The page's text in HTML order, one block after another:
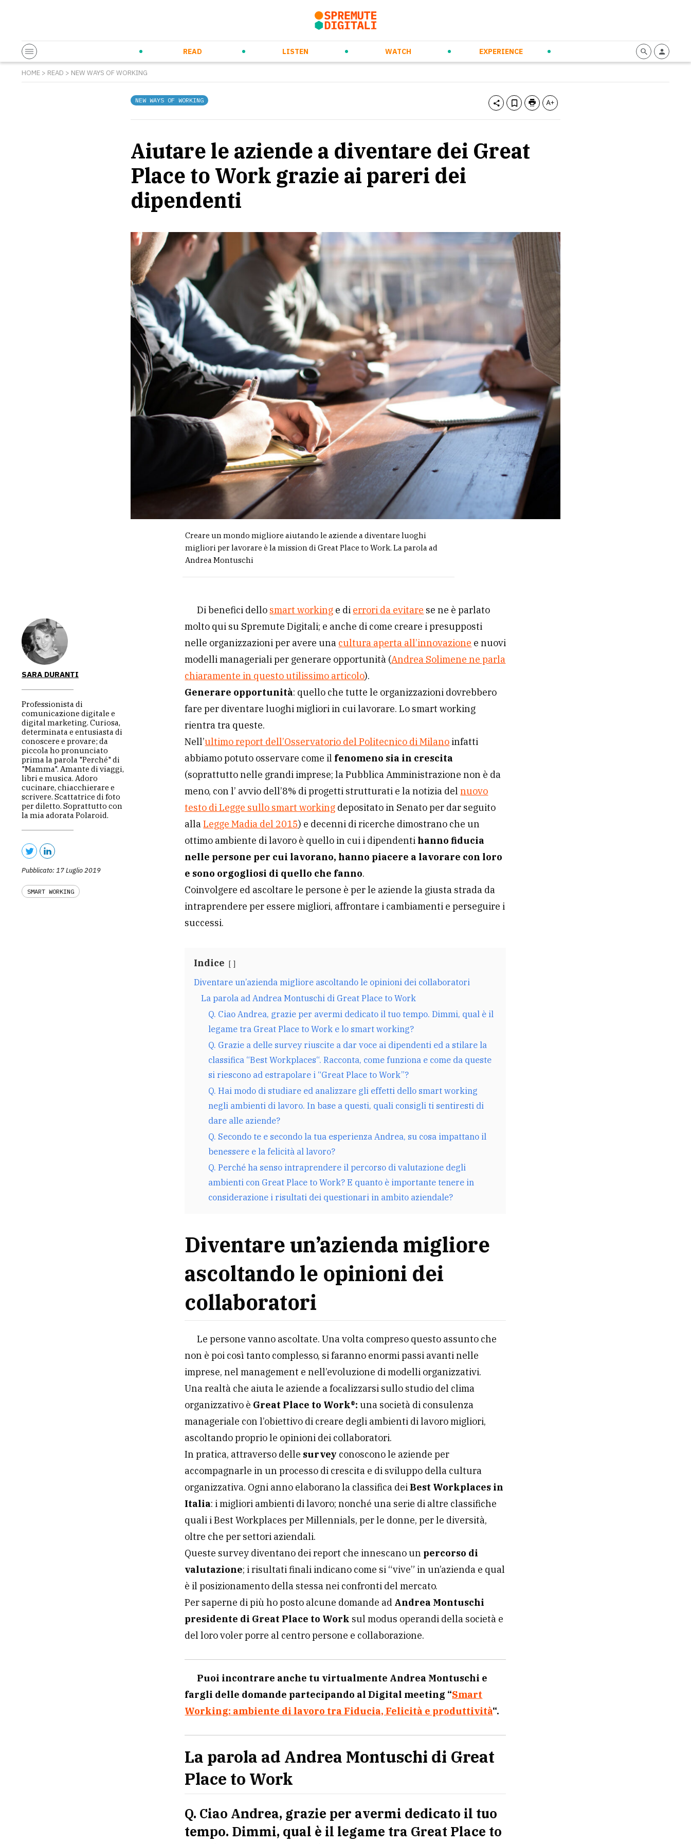
READ
Future Trends & Tech
LISTEN
Daily Orange Squeeze Audiospremute
WATCH
Videospremute
EXPERIENCE
Eventi passati
HOME > READ > NEW WAYS OF WORKING
NEW WAYS OF WORKING
Aiutare le aziende a diventare dei Great
Place to Work grazie ai pareri dei
dipendenti
Creare un mondo migliore aiutando le aziende a diventare luoghi
migliori per lavorare è la mission di Great Place to Work. La parola ad
Andrea Montuschi
SARA DURANTI
Professionista di
comunicazione digitale e
digital marketing. Curiosa,
determinata e entusiasta di
conoscere e provare; da
piccola ho pronunciato
prima la parola "Perché" di
"Mamma". Amante di viaggi,
libri e musica. Adoro
cucinare, chiacchierare e
scrivere. Scattatrice di foto
per diletto. Soprattutto con
la mia adorata Polaroid.
Pubblicato: 17 Luglio 2019
SMART WORKING
Di benefici dello smart working e di errori da evitare se ne è parlato
molto qui su Spremute Digitali; e anche di come creare i presupposti
nelle organizzazioni per avere una cultura aperta all’innovazione e nuovi
modelli manageriali per generare opportunità (Andrea Solimene ne parla
chiaramente in questo utilissimo articolo).
Generare opportunità: quello che tutte le organizzazioni dovrebbero
fare per diventare luoghi migliori in cui lavorare. Lo smart working
rientra tra queste.
Nell’ultimo report dell’Osservatorio del Politecnico di Milanoinfatti
abbiamo potuto osservare come il fenomeno sia in crescita
(soprattutto nelle grandi imprese; la Pubblica Amministrazione non è da
meno, con l’ avvio dell’8% di progetti strutturati e la notizia delnuovo
testo di Legge sullo smart working depositato in Senato per dar seguito
allaLegge Madia del 2015) e decenni di ricerche dimostrano che un
ottimo ambiente di lavoro è quello in cui i dipendenti hanno fiducia
nelle persone per cui lavorano, hanno piacere a lavorare con loro
e sono orgogliosi di quello che fanno.
Coinvolgere ed ascoltare le persone è per le aziende la giusta strada da
intraprendere per essere migliori, affrontare i cambiamenti e perseguire i
successi.
Indice
Diventare un’azienda migliore ascoltando le opinioni dei collaboratori
La parola ad Andrea Montuschi di Great Place to Work
Q. Ciao Andrea, grazie per avermi dedicato il tuo tempo. Dimmi, qual è il
legame tra Great Place to Work e lo smart working?
Q. Grazie a delle survey riuscite a dar voce ai dipendenti ed a stilare la
classifica “Best Workplaces“. Racconta, come funziona e come da queste
si riescono ad estrapolare i “Great Place to Work”?
Q. Hai modo di studiare ed analizzare gli effetti dello smart working
negli ambienti di lavoro. In base a questi, quali consigli ti sentiresti di
dare alle aziende?
Q. Secondo te e secondo la tua esperienza Andrea, su cosa impattano il
benessere e la felicità al lavoro?
Q. Perché ha senso intraprendere il percorso di valutazione degli
ambienti con Great Place to Work? E quanto è importante tenere in
considerazione i risultati dei questionari in ambito aziendale?
Diventare un’azienda migliore
ascoltando le opinioni dei
collaboratori
Le persone vanno ascoltate. Una volta compreso questo assunto che
non è poi così tanto complesso, si faranno enormi passi avanti nelle
imprese, nel management e nell’evoluzione di modelli organizzativi.
Una realtà che aiuta le aziende a focalizzarsi sullo studio del clima
organizzativo è Great Place to Work®: una società di consulenza
manageriale con l’obiettivo di creare degli ambienti di lavoro migliori,
ascoltando proprio le opinioni dei collaboratori.
In pratica, attraverso delle survey conoscono le aziende per
accompagnarle in un processo di crescita e di sviluppo della cultura
organizzativa. Ogni anno elaborano la classifica deiBest Workplaces in
Italia: i migliori ambienti di lavoro; nonché una serie di altre classifiche
quali i Best Workplaces per Millennials, per le donne, per le diversità,
oltre che per settori aziendali.
Queste survey diventano dei report che innescano un percorso di
valutazione; i risultati finali indicano come si “vive” in un’azienda e qual
è il posizionamento della stessa nei confronti del mercato.
Per saperne di più ho posto alcune domande ad Andrea Montuschi
presidente di Great Place to Work sul modus operandi della società e
del loro voler porre al centro persone e collaborazione.
Puoi incontrare anche tu virtualmente Andrea Montuschi e
fargli delle domande partecipando al Digital meeting “Smart
Working: ambiente di lavoro tra Fiducia, Felicità e produttività“.
La parola ad Andrea Montuschi di Great
Place to Work
Q. Ciao Andrea, grazie per avermi dedicato il tuo
tempo. Dimmi, qual è il legame tra Great Place to